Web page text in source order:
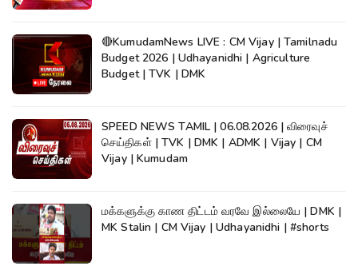
🔴KumudamNews LIVE : CM Vijay | Tamilnadu
Budget 2026 | Udhayanidhi | Agriculture
Budget | TVK | DMK
SPEED NEWS TAMIL | 06.08.2026 | விரைவுச்
செய்திகள் | TVK | DMK | ADMK | Vijay | CM
Vijay | Kumudam
மக்களுக்கு காண திட்டம் வரவே இல்லையே | DMK |
MK Stalin | CM Vijay | Udhayanidhi | #shorts